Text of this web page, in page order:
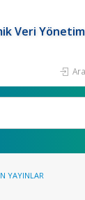
Veri
YAYINLAR